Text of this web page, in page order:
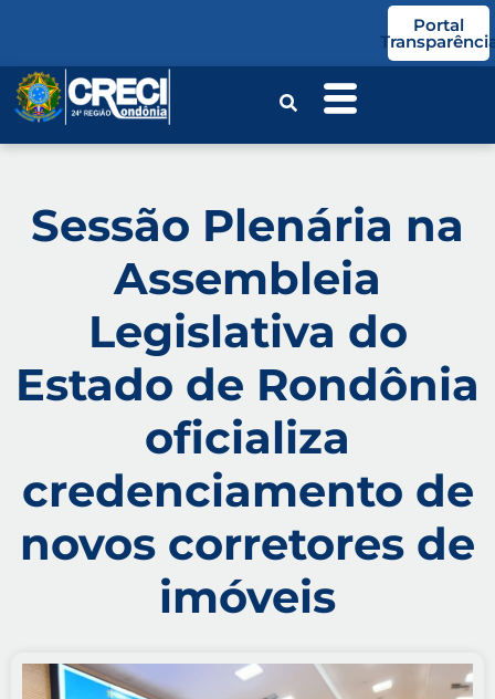
Portal
Sessão Plenária na
Assembleia
Legislativa do
Estado de Rondônia
oficializa
credenciamento de
novos corretores de
imóveis